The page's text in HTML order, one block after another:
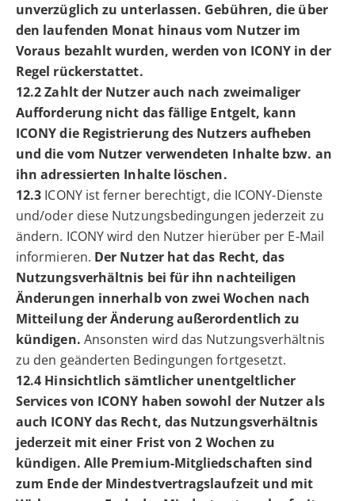
unverzüglich zu unterlassen. Gebühren, die über
den laufenden Monat hinaus vom Nutzer im
Voraus bezahlt wurden, werden von ICONY in der
Regel rückerstattet.
12.2 Zahlt der Nutzer auch nach zweimaliger
Aufforderung nicht das fällige Entgelt, kann
ICONY die Registrierung des Nutzers aufheben
und die vom Nutzer verwendeten Inhalte bzw. an
ihn adressierten Inhalte löschen.
12.3 ICONY ist ferner berechtigt, die ICONY-Dienste
und/oder diese Nutzungsbedingungen jederzeit zu
ändern. ICONY wird den Nutzer hierüber per E-Mail
informieren. Der Nutzer hat das Recht, das
Nutzungsverhältnis bei für ihn nachteiligen
Änderungen innerhalb von zwei Wochen nach
Mitteilung der Änderung außerordentlich zu
kündigen. Ansonsten wird das Nutzungsverhältnis
zu den geänderten Bedingungen fortgesetzt.
12.4 Hinsichtlich sämtlicher unentgeltlicher
Services von ICONY haben sowohl der Nutzer als
auch ICONY das Recht, das Nutzungsverhältnis
jederzeit mit einer Frist von 2 Wochen zu
kündigen. Alle Premium-Mitgliedschaften sind
zum Ende der Mindestvertragslaufzeit und mit